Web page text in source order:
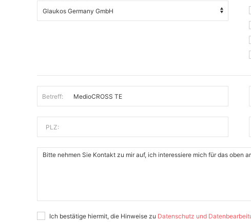
Betreff:
PLZ:
Ich bestätige hiermit, die Hinweise zu Datenschutz und